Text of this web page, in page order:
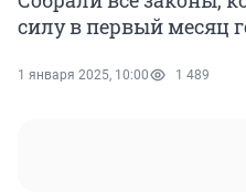
силу в первый месяц
1 января 2025, 10:00 1 489